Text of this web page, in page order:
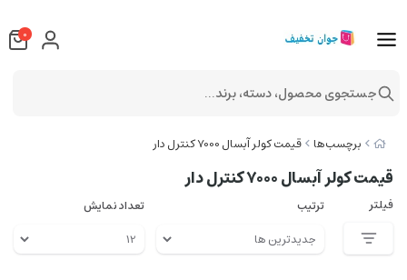
برچسب‌ها قیمت کولر آبسال 7000 کنترل دار
قیمت کولر آبسال 7000 کنترل دار
فیلتر ترتیب تعداد نمایش
0
جستجوی محصول، دسته، برند...